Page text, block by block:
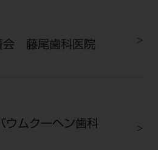
会 藤尾歯科医院
ウムクーヘン歯科